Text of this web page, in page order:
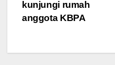
o
o
kunjungi rumah
anggota KBPA